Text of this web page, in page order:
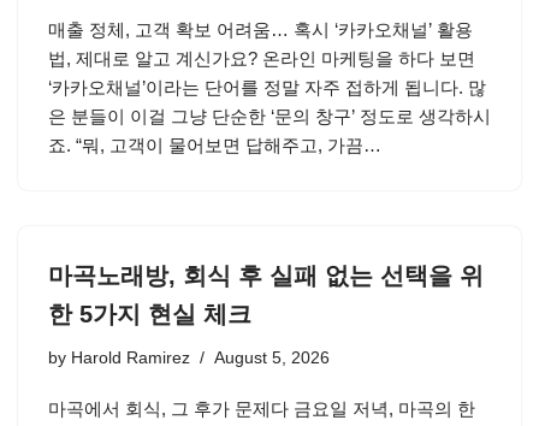
매출 정체, 고객 확보 어려움… 혹시 ‘카카오채널’ 활용
법, 제대로 알고 계신가요? 온라인 마케팅을 하다 보면
‘카카오채널’이라는 단어를 정말 자주 접하게 됩니다. 많
은 분들이 이걸 그냥 단순한 ‘문의 창구’ 정도로 생각하시
죠. “뭐, 고객이 물어보면 답해주고, 가끔…
마곡노래방, 회식 후 실패 없는 선택을 위
한 5가지 현실 체크
by Harold Ramirez August 5, 2026
마곡에서 회식, 그 후가 문제다 금요일 저녁, 마곡의 한